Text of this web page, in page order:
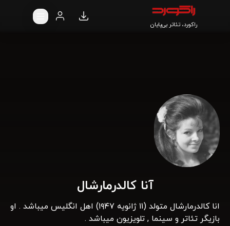
راکورد، تئاتر بی‌پایان
آنا کالدرمارشال
انا کالدرمارشال متولد (۱۱ ژانویه ۱۹۴۷) اهل انگلیس میباشد . او
بازیگر تئاتر و سینما , تلویزیون میباشد .